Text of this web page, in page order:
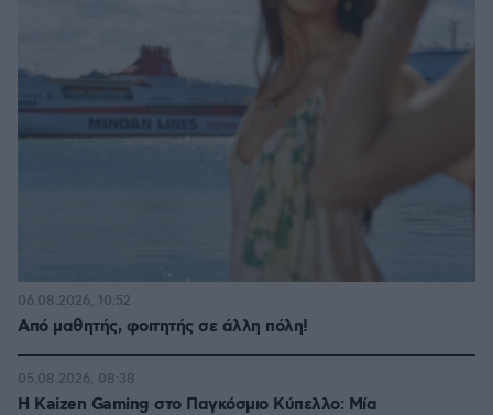
Από μαθητής, φοιτητής σε άλλη πόλη!
06.08.2026, 10:52
H Kaizen Gaming στο Παγκόσμιο Kύπελλο: Μία
05.08.2026, 08:38